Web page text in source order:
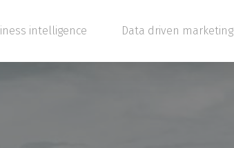
intelligence Data driven marketing